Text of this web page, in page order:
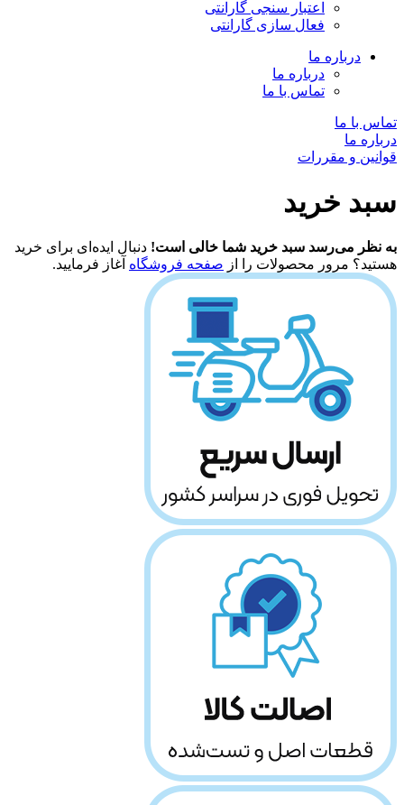
اعتبار سنجی گارانتی
فعال سازی گارانتی
درباره ما
درباره ما
تماس با ما
تماس با ما
درباره ما
قوانین و مقررات
سبد خرید
به نظر می‌رسد سبد خرید شما خالی است! دنبال ایده‌ای برای خرید
هستید؟ مرور محصولات را از صفحه فروشگاه آغاز فرمایید.